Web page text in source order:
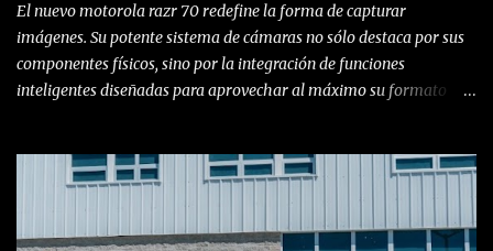
El nuevo motorola razr 70 redefine la forma de capturar
imágenes. Su potente sistema de cámaras no sólo destaca por sus
componentes físicos, sino por la integración de funciones
inteligentes diseñadas para aprovechar al máximo su formato
saber: • Experiencia de usuario integrada: La familia motorola
en cómo sus funciones inteligentes transforman la usabilidad real